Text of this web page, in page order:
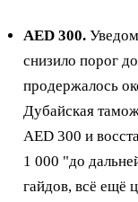
AED 300.
снизило порог
продержалось
Дубайская
AED 300 и
1 000 "до
гайдов, всё ещё